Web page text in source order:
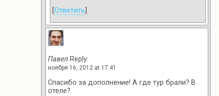
Ответить
Павел Reply:
ноября 16, 2012 at 17:41
Спасибо за дополнение! А где тур брали? В
отеле?